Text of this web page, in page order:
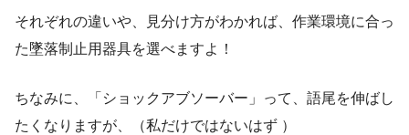
それぞれの違いや、見分け方がわかれば、作業環境に合っ
た墜落制止用器具を選べますよ！
ちなみに、「ショックアブソーバー」って、語尾を伸ばし
たくなりますが、（私だけではないはず ）